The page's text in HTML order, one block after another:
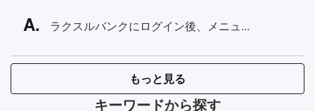
ラクスルバンクにログイン後、メニュ...
もっと見る
キーワードから探す